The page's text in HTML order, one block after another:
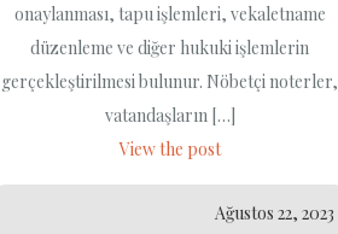
onaylanması, tapu işlemleri, vekaletname
düzenleme ve diğer hukuki işlemlerin
gerçekleştirilmesi bulunur. Nöbetçi noterler,
vatandaşların […]
View the post
Ağustos 22, 2023